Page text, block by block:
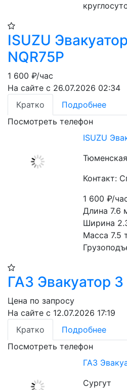
ISUZU
NQR75P
1 600 ₽/час
На сайте с 26.07.2026 02:34
Кратко
Подробнее
Посмотреть телефон
ISUZU
Контакт:
1 600₽/
Длина 7.6
Ширина
Масса 7.5
ГАЗ Эвакуатор
Цена по запросу
На сайте с 12.07.2026 17:19
Кратко
Подробнее
Посмотреть телефон
ГАЗ
Сургут